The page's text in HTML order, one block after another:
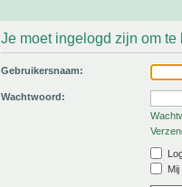
Je moet ingelogd zijn om
Gebruikersnaam:
Wachtwoord: